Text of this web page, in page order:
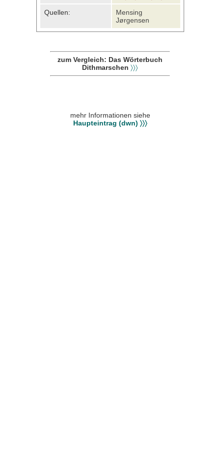
Quellen:
Mensing
Jørgensen
zum Vergleich: Das Wörterbuch
Dithmarschen 〉〉〉
mehr Informationen siehe
Haupteintrag (dwn) 〉〉〉